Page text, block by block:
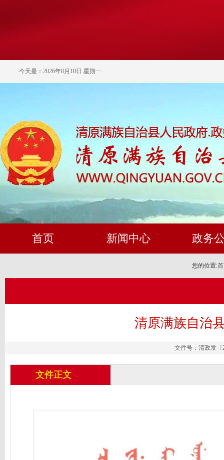
今天是：2026年8月10日 星期一
首页 新闻中心 政务
您的位置:
清原满族自治
文件号：清政发
文件正文